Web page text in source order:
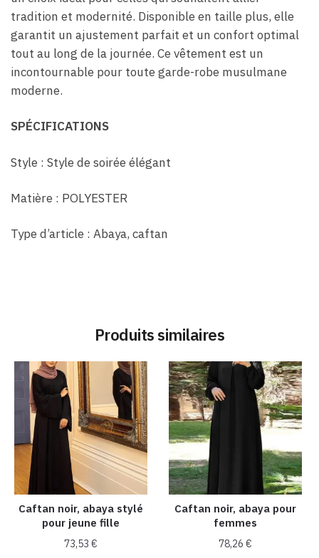
tradition et modernité. Disponible en taille plus, elle
garantit un ajustement parfait et un confort optimal
tout au long de la journée. Ce vêtement est un
incontournable pour toute garde-robe musulmane
moderne.
SPÉCIFICATIONS
Style : Style de soirée élégant
Matière : POLYESTER
Type d’article : Abaya, caftan
Produits similaires
Caftan noir, abaya stylé
pour jeune fille
73,53€
Caftan noir, abaya pour
femmes
78,26€